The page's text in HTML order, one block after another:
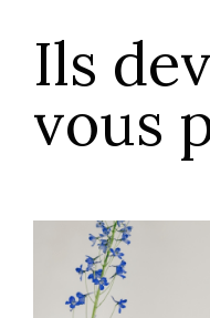
Ils
vous